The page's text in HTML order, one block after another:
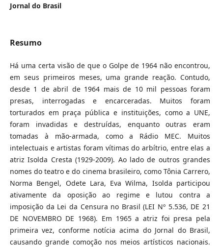
Jornal do Brasil
Resumo
Há uma certa visão de que o Golpe de 1964 não encontrou,
em seus primeiros meses, uma grande reação. Contudo,
desde 1 de abril de 1964 mais de 10 mil pessoas foram
presas, interrogadas e encarceradas. Muitos foram
torturados em praça pública e instituições, como a UNE,
foram invadidas e destruídas, enquanto outras eram
tomadas à mão-armada, como a Rádio MEC. Muitos
intelectuais e artistas foram vítimas do arbítrio, entre elas a
atriz Isolda Cresta (1929-2009). Ao lado de outros grandes
nomes do teatro e do cinema brasileiro, como Tônia Carrero,
Norma Bengel, Odete Lara, Eva Wilma, Isolda participou
ativamente da oposição ao regime e lutou contra a
imposição da Lei da Censura no Brasil (LEI Nº 5.536, DE 21
DE NOVEMBRO DE 1968). Em 1965 a atriz foi presa pela
primeira vez, conforme notícia acima do Jornal do Brasil,
causando grande comoção nos meios artísticos nacionais.